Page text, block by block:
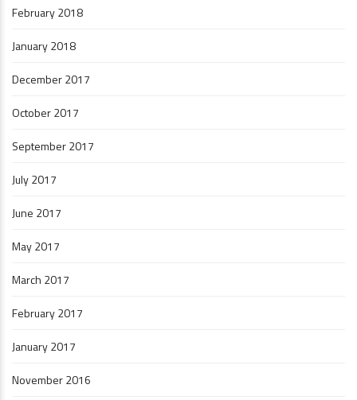
February 2018
January 2018
December 2017
October 2017
September 2017
July 2017
June 2017
May 2017
March 2017
February 2017
January 2017
November 2016